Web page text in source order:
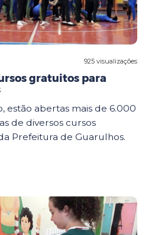
925 visualizações
gratuitos para
estão abertas mais de 6.000
de diversos cursos
Prefeitura de Guarulhos.